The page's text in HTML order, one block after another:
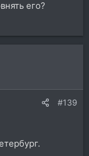
его?
#139